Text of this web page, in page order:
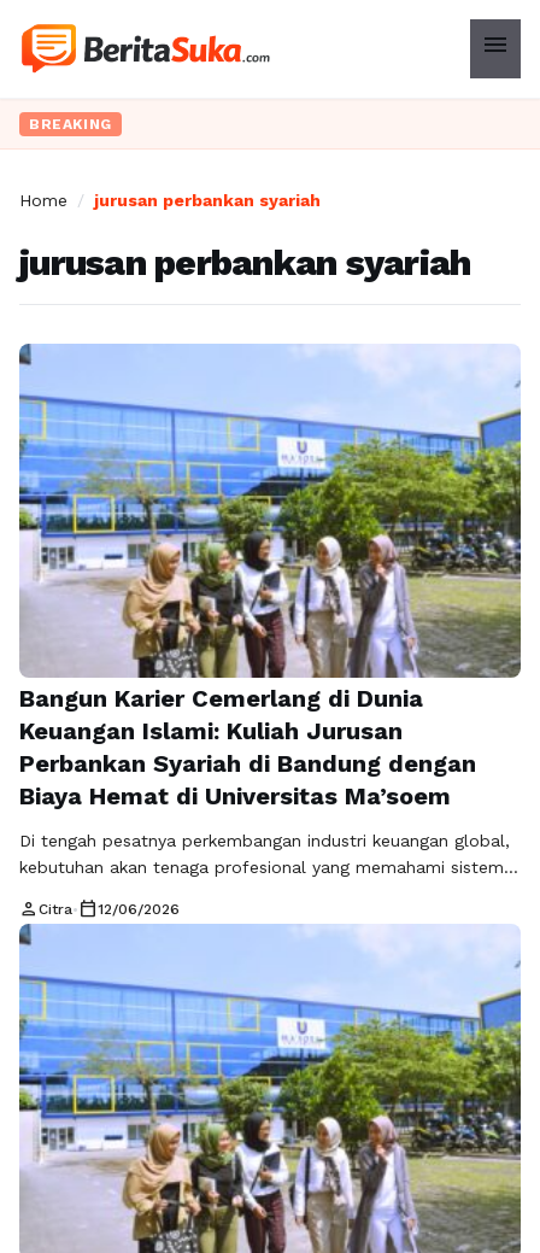
menu
BREAKING
Home / jurusan perbankan syariah
jurusan perbankan syariah
Bangun Karier Cemerlang di Dunia
Keuangan Islami: Kuliah Jurusan
Perbankan Syariah di Bandung dengan
Biaya Hemat di Universitas Ma’soem
Di tengah pesatnya perkembangan industri keuangan global,
kebutuhan akan tenaga profesional yang memahami sistem
menjadikan jurusan perbankan syariah sebagai salah satu
pilihan studi yang paling relevan dan menjanjikan saat ini.
Bagi Anda yang ingin menempuh pendidikan tinggi dengan
prospek kerja luas, kuliah perbankan di Bandung di
Universitas Ma’soem …Read more
person Citra• calendar_today12/06/2026